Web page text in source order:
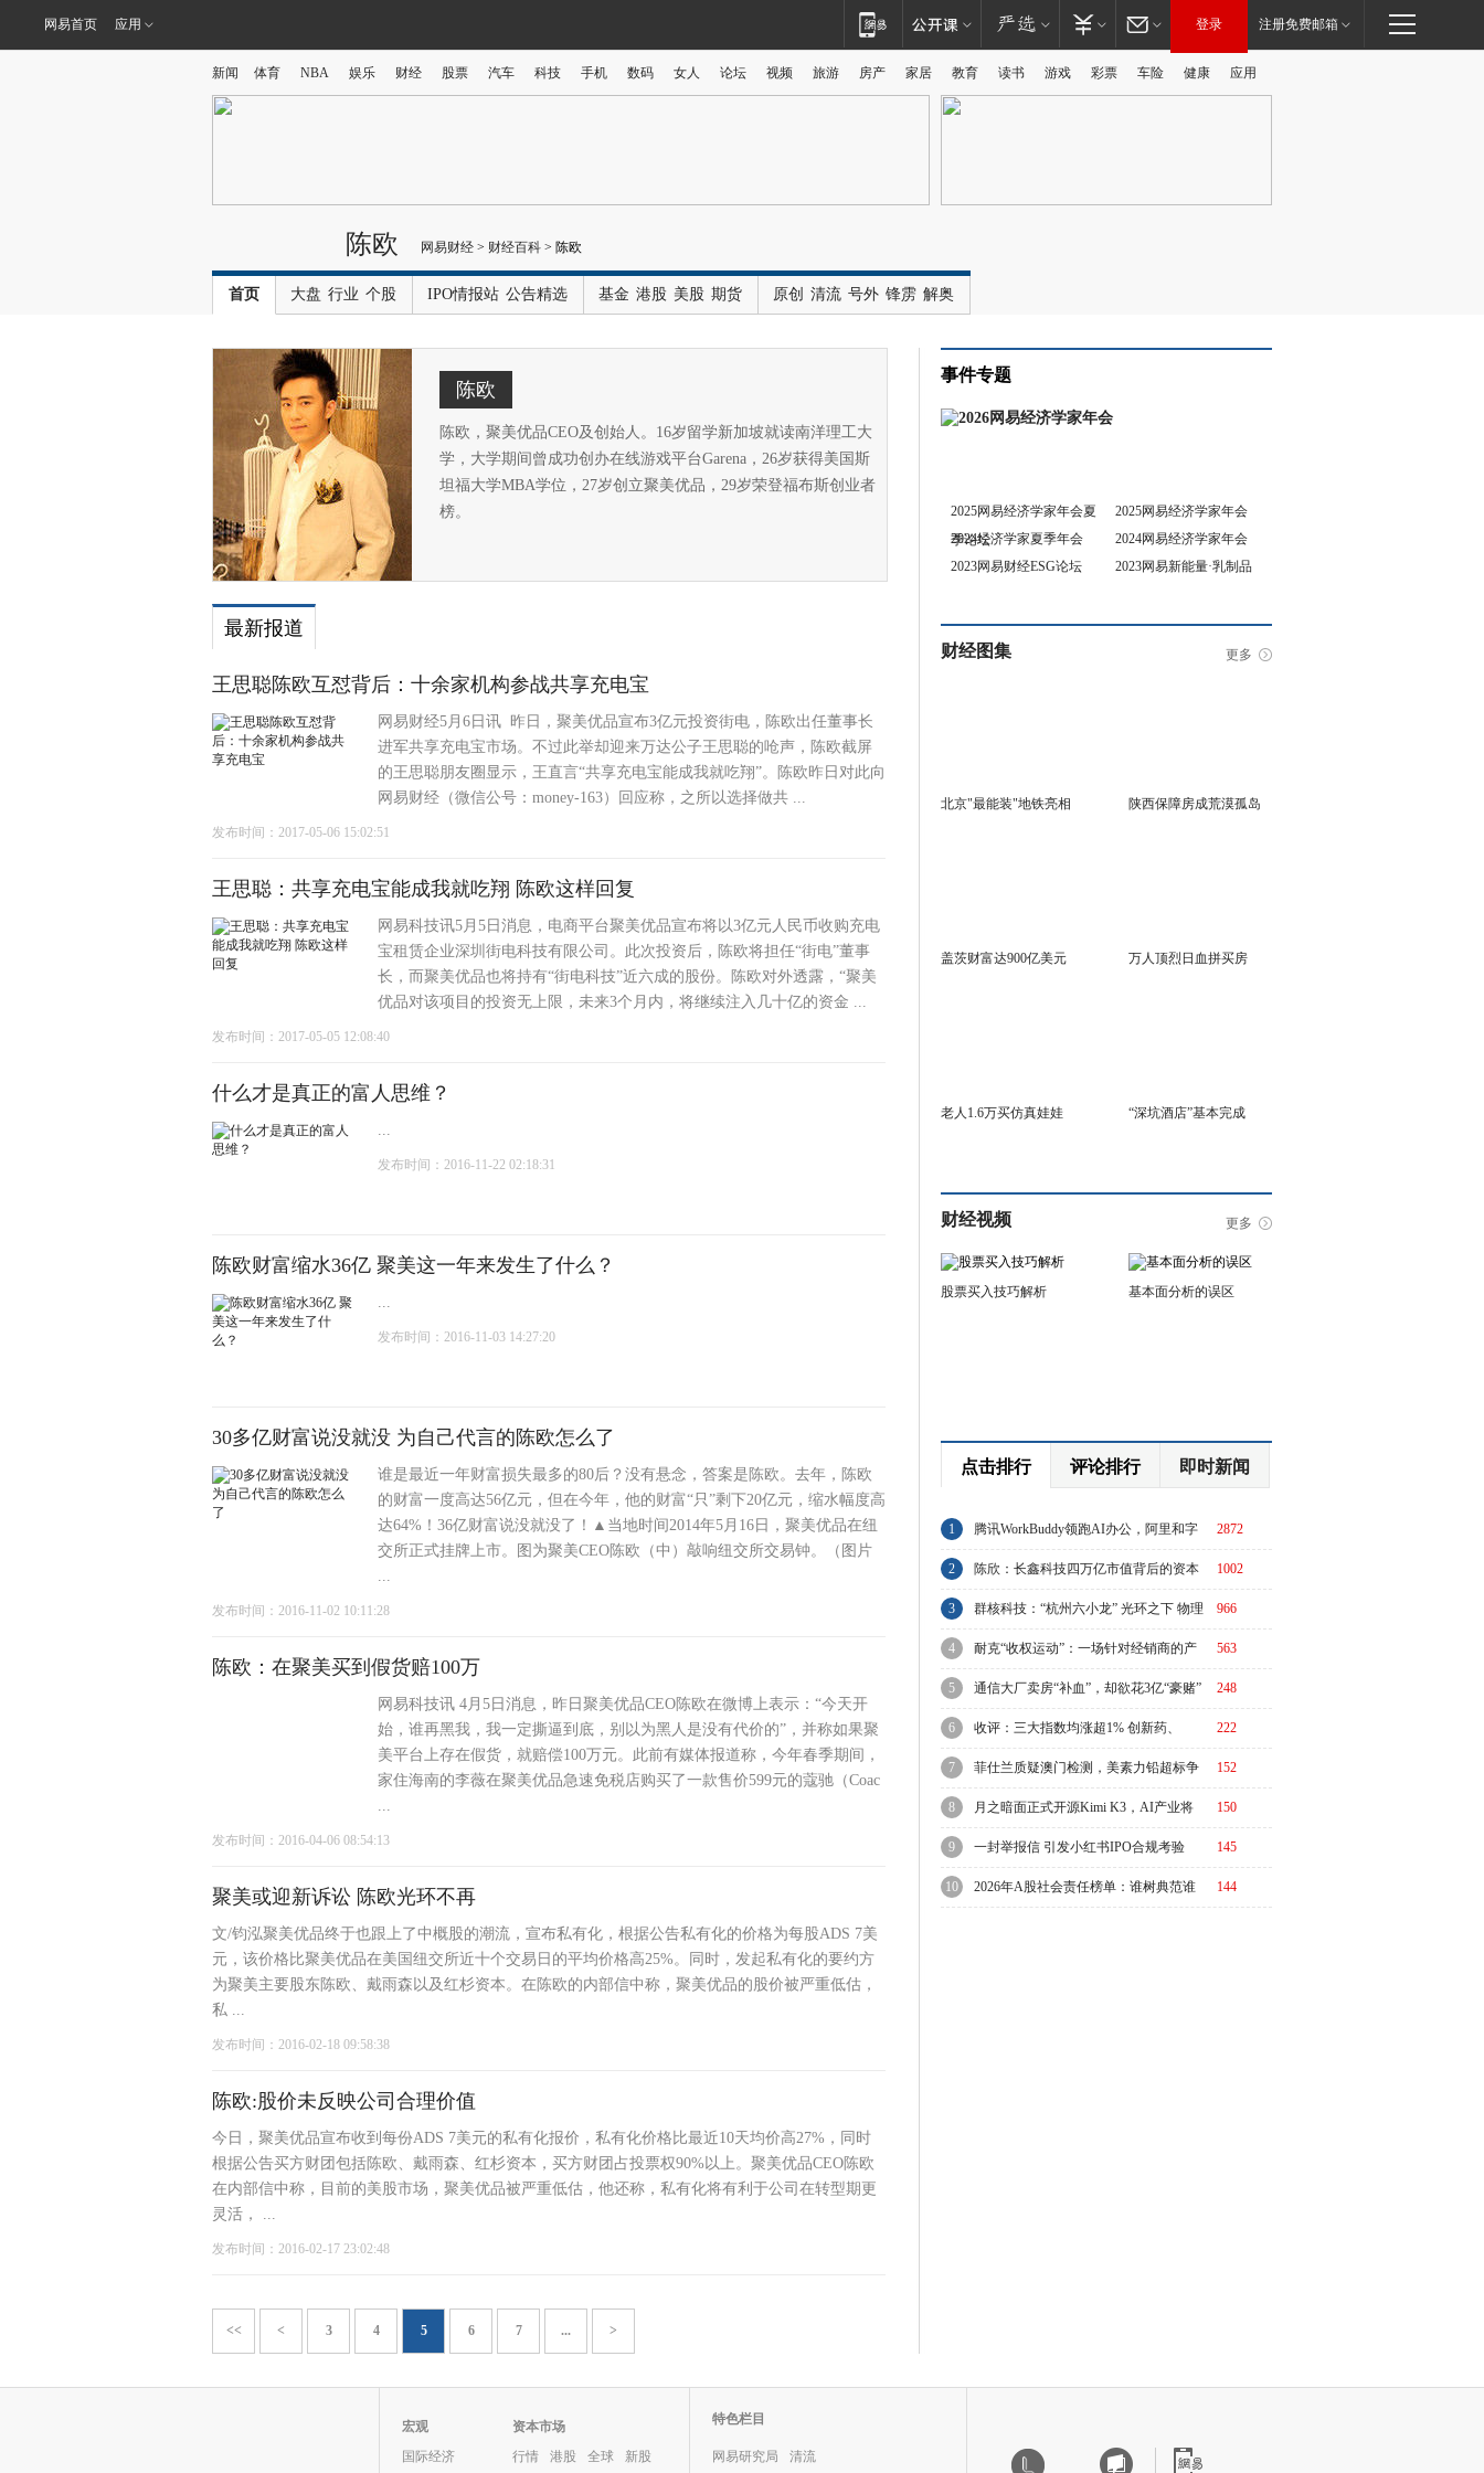
网易首页 应用 登录 注册免费邮箱
新闻 体育 NBA 娱乐 财经 股票 汽车 科技 手机 数码 女人 论坛 视频 旅游 房产 家居 教育 读书 游戏 彩票 车险 健康 应用
陈欧 网易财经 > 财经百科 > 陈欧
首页 大盘 行业 个股 IPO情报站 公告精选 基金 港股 美股 期货 原创 清流 号外 锋雳 解奥
陈欧
陈欧，聚美优品CEO及创始人。16岁留学新加坡就读南洋理工大
学，大学期间曾成功创办在线游戏平台Garena，26岁获得美国斯
坦福大学MBA学位，27岁创立聚美优品，29岁荣登福布斯创业者
榜。
最新报道
王思聪陈欧互怼背后：十余家机构参战共享充电宝
网易财经5月6日讯 昨日，聚美优品宣布3亿元投资街电，陈欧出任董事长
进军共享充电宝市场。不过此举却迎来万达公子王思聪的呛声，陈欧截屏
的王思聪朋友圈显示，王直言“共享充电宝能成我就吃翔”。陈欧昨日对此向
网易财经（微信公号：money-163）回应称，之所以选择做共 ...
发布时间：2017-05-06 15:02:51
王思聪：共享充电宝能成我就吃翔 陈欧这样回复
网易科技讯5月5日消息，电商平台聚美优品宣布将以3亿元人民币收购充电
宝租赁企业深圳街电科技有限公司。此次投资后，陈欧将担任“街电”董事
长，而聚美优品也将持有“街电科技”近六成的股份。陈欧对外透露，“聚美
优品对该项目的投资无上限，未来3个月内，将继续注入几十亿的资金 ...
发布时间：2017-05-05 12:08:40
什么才是真正的富人思维？
...
发布时间：2016-11-22 02:18:31
陈欧财富缩水36亿 聚美这一年来发生了什么？
...
发布时间：2016-11-03 14:27:20
30多亿财富说没就没 为自己代言的陈欧怎么了
谁是最近一年财富损失最多的80后？没有悬念，答案是陈欧。去年，陈欧
的财富一度高达56亿元，但在今年，他的财富“只”剩下20亿元，缩水幅度高
达64%！36亿财富说没就没了！▲当地时间2014年5月16日，聚美优品在纽
交所正式挂牌上市。图为聚美CEO陈欧（中）敲响纽交所交易钟。（图片
...
发布时间：2016-11-02 10:11:28
陈欧：在聚美买到假货赔100万
网易科技讯 4月5日消息，昨日聚美优品CEO陈欧在微博上表示：“今天开
始，谁再黑我，我一定撕逼到底，别以为黑人是没有代价的”，并称如果聚
美平台上存在假货，就赔偿100万元。此前有媒体报道称，今年春季期间，
家住海南的李薇在聚美优品急速免税店购买了一款售价599元的蔻驰（Coac
...
发布时间：2016-04-06 08:54:13
聚美或迎新诉讼 陈欧光环不再
文/钧泓聚美优品终于也跟上了中概股的潮流，宣布私有化，根据公告私有化的价格为每股ADS 7美
元，该价格比聚美优品在美国纽交所近十个交易日的平均价格高25%。同时，发起私有化的要约方
为聚美主要股东陈欧、戴雨森以及红杉资本。在陈欧的内部信中称，聚美优品的股价被严重低估，
私 ...
发布时间：2016-02-18 09:58:38
陈欧:股价未反映公司合理价值
今日，聚美优品宣布收到每份ADS 7美元的私有化报价，私有化价格比最近10天均价高27%，同时
根据公告买方财团包括陈欧、戴雨森、红杉资本，买方财团占投票权90%以上。聚美优品CEO陈欧
在内部信中称，目前的美股市场，聚美优品被严重低估，他还称，私有化将有利于公司在转型期更
灵活， ...
发布时间：2016-02-17 23:02:48
<< < 3 4 5 6 7 ... >
事件专题
2025网易经济学家年会夏
季论坛
2025网易经济学家年会
2024经济学家夏季年会
2024网易经济学家年会
2023网易财经ESG论坛
2023网易新能量·乳制品
财经图集 更多
北京"最能装"地铁亮相 陕西保障房成荒漠孤岛
盖茨财富达900亿美元 万人顶烈日血拼买房
老人1.6万买仿真娃娃 “深坑酒店”基本完成
财经视频 更多
股票买入技巧解析 基本面分析的误区
点击排行 评论排行 即时新闻
2872
1 腾讯WorkBuddy领跑AI办公，阿里和字
节急了？ 1002
2 陈欣：长鑫科技四万亿市值背后的资本
与周期 966
3 群核科技：“杭州六小龙” 光环之下 物理
AI故事有水分吗？ 563
4 耐克“收权运动”：一场针对经销商的产
业链价值重估 248
5 通信大厂卖房“补血”，却欲花3亿“豪赌”
222
6 收评：三大指数均涨超1% 创新药、
CRO概念全线走强 152
7 菲仕兰质疑澳门检测，美素力铅超标争
议升级 150
8 月之暗面正式开源Kimi K3，AI产业将
迎又一个“DeepSeek时刻”冲击波？ 145
9 一封举报信 引发小红书IPO合规考验
144
10 2026年A股社会责任榜单：谁树典范谁
宏观
国际经济
资本市场
行情
港股 全球 新股
特色栏目
网易研究局 清流